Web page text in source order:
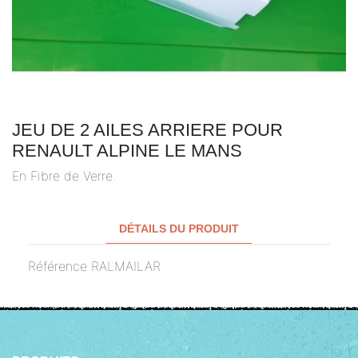
JEU DE 2 AILES ARRIERE POUR
RENAULT ALPINE LE MANS
En Fibre de Verre.
DÉTAILS DU PRODUIT
Référence RALMAILAR